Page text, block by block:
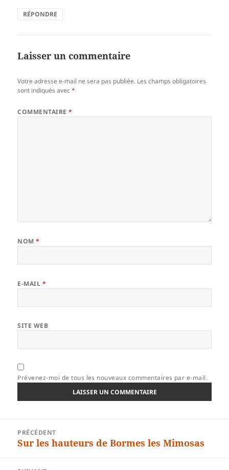
RÉPONDRE
Laisser un commentaire
Votre adresse e-mail ne sera pas publiée. Les champs obligatoires
sont indiqués avec*
COMMENTAIRE*
NOM*
E-MAIL *
SITE WEB
Prévenez-moi de tous les nouveaux commentaires par e-mail.
l’article
PRÉCÉDENT
Article
Sur les hauteurs de Bormes les Mimosas